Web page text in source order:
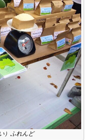
）ふれんど